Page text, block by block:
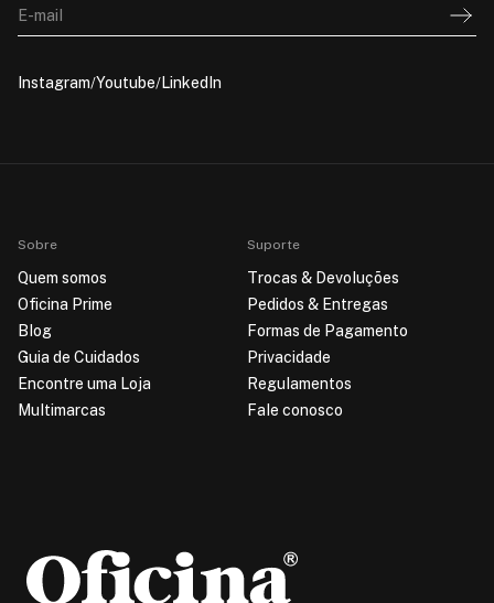
E-mail
Instagram Youtube LinkedIn
Sobre
Quem somos
Oficina Prime
Blog
Guia de Cuidados
Encontre uma Loja
Multimarcas
Suporte
Trocas & Devoluções
Pedidos & Entregas
Formas de Pagamento
Privacidade
Regulamentos
Fale conosco